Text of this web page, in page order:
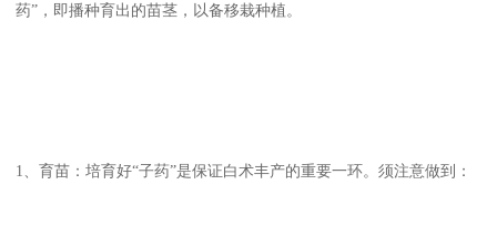
药”，即播种育出的苗茎，以备移栽种植。
1、育苗：培育好“子药”是保证白术丰产的重要一环。须注意做到：